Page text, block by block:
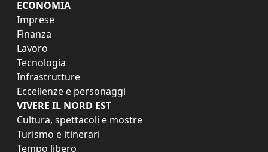
ECONOMIA
Imprese
Finanza
Lavoro
Tecnologia
Infrastrutture
Eccellenze e personaggi
VIVERE IL NORD EST
Cultura, spettacoli e mostre
Turismo e itinerari
Tempo libero